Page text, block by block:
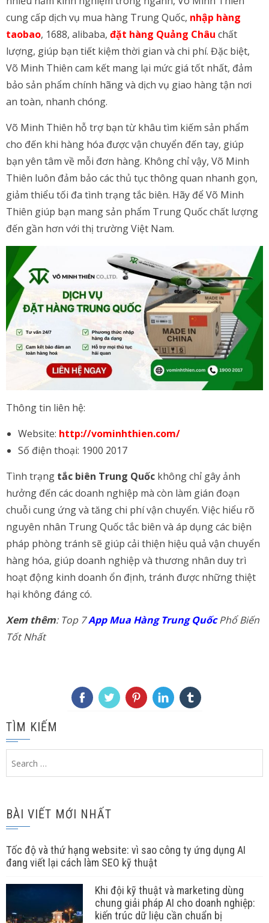
cung cấp dịch vụ mua hàng Trung Quốc, nhập hàng
taobao, 1688, alibaba, đặt hàng Quảng Châu chất
lượng, giúp bạn tiết kiệm thời gian và chi phí. Đặc biệt,
Võ Minh Thiên cam kết mang lại mức giá tốt nhất, đảm
bảo sản phẩm chính hãng và dịch vụ giao hàng tận nơi
an toàn, nhanh chóng.
Võ Minh Thiên hỗ trợ bạn từ khâu tìm kiếm sản phẩm
cho đến khi hàng hóa được vận chuyển đến tay, giúp
bạn yên tâm về mỗi đơn hàng. Không chỉ vậy, Võ Minh
Thiên luôn đảm bảo các thủ tục thông quan nhanh gọn,
giảm thiểu tối đa tình trạng tắc biên. Hãy để Võ Minh
Thiên giúp bạn mang sản phẩm Trung Quốc chất lượng
đến gần hơn với thị trường Việt Nam.
Thông tin liên hệ:
Website: http://vominhthien.com/
Số điện thoại: 1900 2017
Tình trạng tắc biên Trung Quốc không chỉ gây ảnh
hưởng đến các doanh nghiệp mà còn làm gián đoạn
chuỗi cung ứng và tăng chi phí vận chuyển. Việc hiểu rõ
nguyên nhân Trung Quốc tắc biên và áp dụng các biện
pháp phòng tránh sẽ giúp cải thiện hiệu quả vận chuyển
hàng hóa, giúp doanh nghiệp và thương nhân duy trì
hoạt động kinh doanh ổn định, tránh được những thiệt
hại không đáng có.
Xem thêm: Top 7App Mua Hàng Trung QuốcPhổ Biến
Tốt Nhất
TÌM KIẾM
BÀI VIẾT MỚI NHẤT
Tốc độ và thứ hạng website: vì sao công ty ứng dụng AI
đang viết lại cách làm SEO kỹ thuật
Khi đội kỹ thuật và marketing dùng
chung giải pháp AI cho doanh nghiệp:
kiến trúc dữ liệu cần chuẩn bị